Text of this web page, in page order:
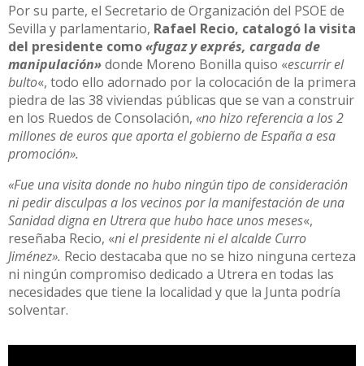
Por su parte, el Secretario de Organización del PSOE de
Sevilla y parlamentario, Rafael Recio, catalogó la visita
del presidente como«fugaz y exprés, cargada de
manipulación»donde Moreno Bonilla quiso «escurrir el
bulto«, todo ello adornado por la colocación de la primera
piedra de las 38 viviendas públicas que se van a construir
en los Ruedos de Consolación, «no hizo referencia a los 2
millones de euros que aporta el gobierno de España a esa
promoción».
«Fue una visita donde no hubo ningún tipo de consideración
ni pedir disculpas a los vecinos por la manifestación de una
Sanidad digna en Utrera que hubo hace unos meses«,
reseñaba Recio, «ni el presidente ni el alcalde Curro
Jiménez». Recio destacaba que no se hizo ninguna certeza
ni ningún compromiso dedicado a Utrera en todas las
necesidades que tiene la localidad y que la Junta podría
solventar.